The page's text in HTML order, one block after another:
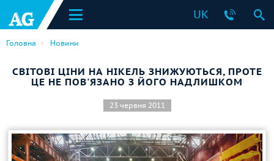
UK
Головна Новини
СВІТОВІ ЦІНИ НА НІКЕЛЬ ЗНИЖУЮТЬСЯ, ПРОТЕ
ЦЕ НЕ ПОВ'ЯЗАНО З ЙОГО НАДЛИШКОМ
23 червня 2011